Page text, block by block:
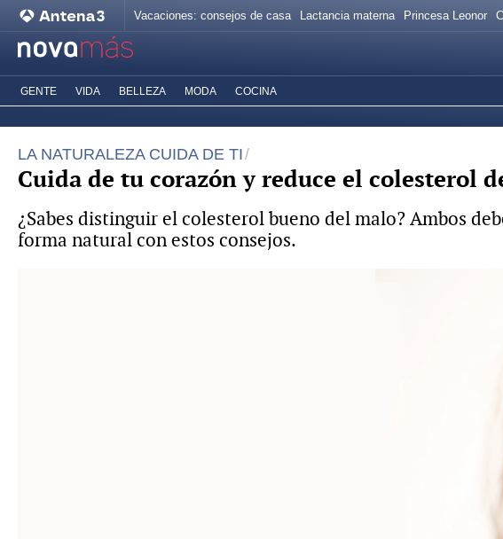
Vacaciones: consejos de casa Lactancia materna Princesa Leonor
GENTE VIDA BELLEZA MODA COCINA
LA NATURALEZA CUIDA DE TI
Cuida de tu corazón y reduce el colesterol
¿Sabes distinguir el colesterol bueno del malo? Ambos
forma natural con estos consejos.